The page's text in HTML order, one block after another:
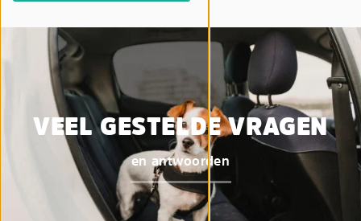
VEEL GESTELDE VRAGEN
en antwoorden